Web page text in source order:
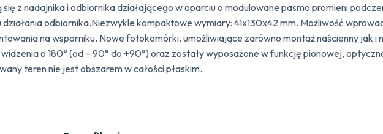
z nadajnika i odbiornika działającego w oparciu o modulowane pasmo promieni
odbiornika.Niezwykle kompaktowe wymiary: 41x130x42 mm. Możliwość
na wsporniku. Nowe fotokomórki, umożliwiające zarówno montaż naścienny jak i
o 180° (od – 90° do +90°) oraz zostały wyposażone w funkcję pionowej,
teren nie jest obszarem w całości płaskim.